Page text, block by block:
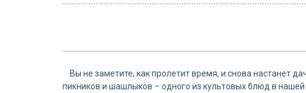
Вы не заметите, как пролетит время, и снова настанет
пикников и шашлыков – одного из культовых блюд в